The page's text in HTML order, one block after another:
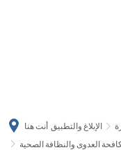
أنت هنا الإبلاغ والتطبيق
العدوى والنظافة الصحية